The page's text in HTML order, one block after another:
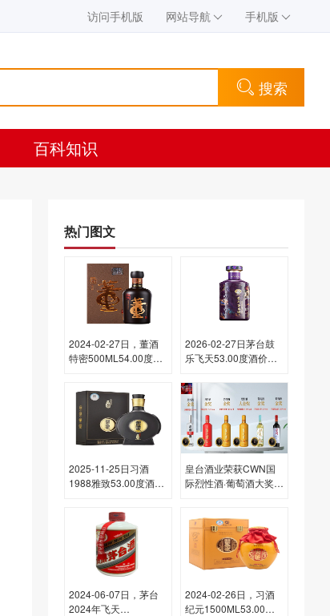
访问手机版 网站导航 手机版
搜索
百科知识
热门图文
2024-02-27日，董酒
特密500ML54.00度酒
2026-02-27日茅台鼓
乐飞天53.00度酒价格
元
2025-11-25日习酒
1988雅致53.00度酒价
皇台酒业荣获CWN国
际烈性酒·葡萄酒大奖赛
2024-06-07日，茅台
2024年飞天
2024-02-26日，习酒
纪元1500ML53.00度